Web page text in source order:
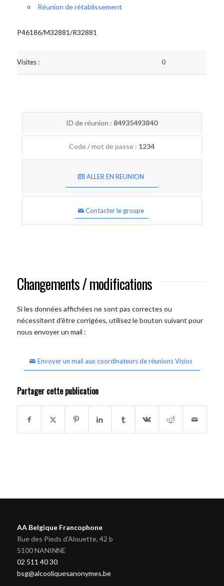
Réunion de rétablissement
P46186/M32881/R32881
Visites : 0
ID de réunion : 84935493840
Code / mot de passe : 1234
ALLER EN REUNION
Contacter le groupe
Changements / modifications
Si les données affichées ne sont pas correctes ou
nécessitent d'être corrigées, utilisez le bouton suivant pour
nous envoyer un mail :
Envoyer un mail aux coordinateurs de réunions Visios
Partager cette publication
AA Belgique Francophone
Rue des Pieds d'Alouette, 42 b
5100 NANINNE
02 511 40 30
bsg@alcooliquesanonymes.be